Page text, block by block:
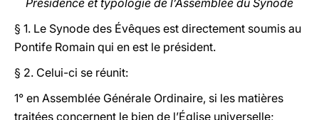
Présidence et typologie de l’Assemblée du Synode
§ 1. Le Synode des Évêques est directement soumis au
Pontife Romain qui en est le président.
§ 2. Celui-ci se réunit:
1° en Assemblée Générale Ordinaire, si les matières
traitées concernent le bien de l’Église universelle;